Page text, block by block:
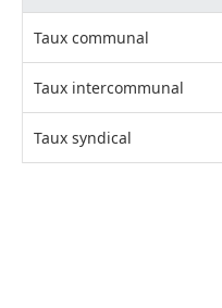
Taux communal
Taux intercommunal
Taux syndical